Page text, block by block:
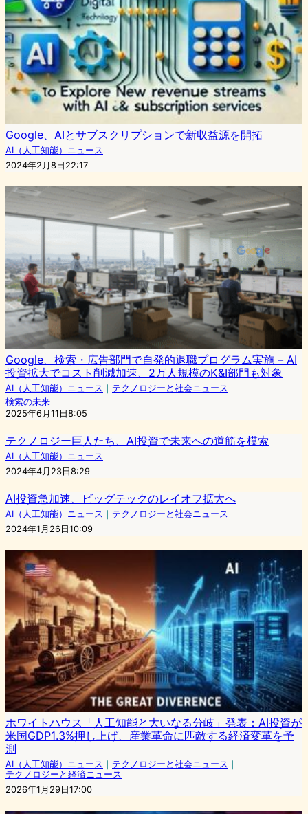
Google、AIとサブスクリプションで新収益源を開拓
AI（人工知能）ニュース
2024年2月8日22:17
Google、検索・広告部門で自発的退職プログラム実施 – AI
投資拡大でコスト削減加速、2万人規模のK&I部門も対象
AI（人工知能）ニュース ｜ テクノロジーと社会ニュース
検索の未来
2025年6月11日8:05
テクノロジー巨人たち、AI投資で未来への道筋を模索
AI（人工知能）ニュース
2024年4月23日8:29
AI投資急加速、ビッグテックのレイオフ拡大へ
AI（人工知能）ニュース ｜ テクノロジーと社会ニュース
2024年1月26日10:09
ホワイトハウス「人工知能と大いなる分岐」発表：AI投資が
米国GDP1.3%押し上げ、産業革命に匹敵する経済変革を予
測
AI（人工知能）ニュース ｜ テクノロジーと社会ニュース ｜
テクノロジーと経済ニュース
2026年1月29日17:00